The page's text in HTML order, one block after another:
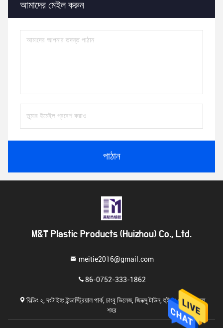
আমাদের মেইল ​​করুন
পাঠান
M&T Plastic Products (Huizhou) Co., Ltd.
meitie2016@gmail.com
86-0752-333-1862
বিল্ডিং ২, দংটাইহং ইন্ডাস্ট্রিয়াল পার্ক, চাংবু ভিলেজ, জিনক্সু টাউন, হুইয়াং জেলা, হুইজহু
শহর